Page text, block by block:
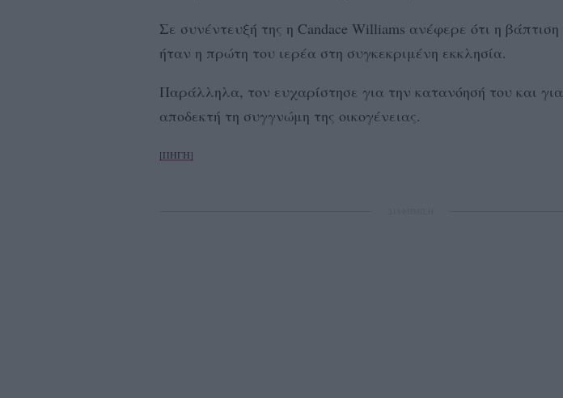
Σε συνέντευξή της η Candace Williams ανέφερε ότι η
ήταν η πρώτη του ιερέα στη συγκεκριμένη εκκλησία.
Παράλληλα, τον ευχαρίστησε για την κατανόησή του και
αποδεκτή τη συγγνώμη της οικογένειας.
[ΠΗΓΗ]